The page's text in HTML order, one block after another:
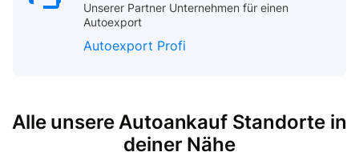
Unserer Partner Unternehmen für einen
Autoexport
Autoexport Profi
Alle unsere Autoankauf Standorte in
deiner Nähe